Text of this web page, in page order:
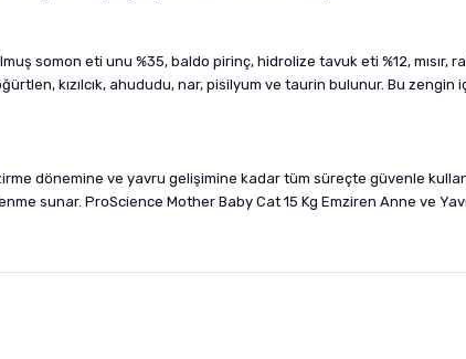
somon eti unu %35, baldo pirinç, hidrolize tavuk eti %12, mısır,
kızılcık, ahududu, nar, pisilyum ve taurin bulunur. Bu
dönemine ve yavru gelişimine kadar tüm süreçte güvenle
sunar. ProScience Mother Baby Cat 15 Kg Emziren Anne ve